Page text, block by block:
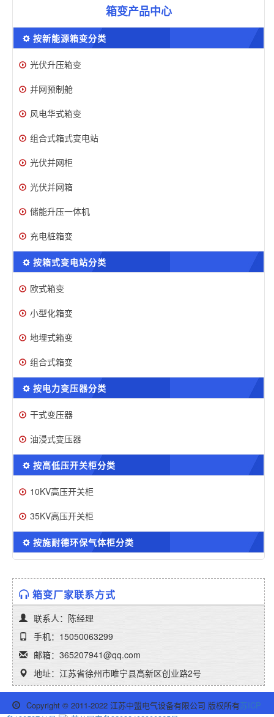
箱变产品中心
按新能源箱变分类
光伏升压箱变
并网预制舱
风电华式箱变
组合式箱式变电站
光伏并网柜
光伏并网箱
储能升压一体机
充电桩箱变
按箱式变电站分类
欧式箱变
小型化箱变
地埋式箱变
组合式箱变
按电力变压器分类
干式变压器
油浸式变压器
按高低压开关柜分类
10KV高压开关柜
35KV高压开关柜
按施耐德环保气体柜分类
箱变厂家联系方式
联系人：陈经理
手机：15050063299
邮箱：365207941@qq.com
地址：江苏省徐州市睢宁县高新区创业路2号
Copyright © 2011-2022 江苏中盟电气设备有限公司 版权所有苏ICP